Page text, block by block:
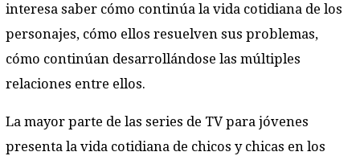
interesa saber cómo continúa la vida cotidiana de los
personajes, cómo ellos resuelven sus problemas,
cómo continúan desarrollándose las múltiples
relaciones entre ellos.
La mayor parte de las series de TV para jóvenes
presenta la vida cotidiana de chicos y chicas en los